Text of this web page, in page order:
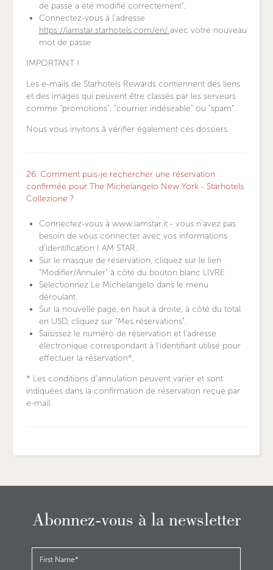
de passe a été modifié correctement".
Connectez-vous à l'adresse
https://iamstar.starhotels.com/en/ avec votre nouveau
mot de passe
IMPORTANT !
Les e-mails de Starhotels Rewards contiennent des liens
et des images qui peuvent être classés par les serveurs
comme "promotions", "courrier indésirable" ou "spam".
Nous vous invitons à vérifier également ces dossiers.
26. Comment puis-je rechercher une réservation
confirmée pour The Michelangelo New York - Starhotels
Collezione ?
Connectez-vous à www.iamstar.it - vous n'avez pas
besoin de vous connecter avec vos informations
d'identification I AM STAR.
Sur le masque de réservation, cliquez sur le lien
"Modifier/Annuler" à côté du bouton blanc LIVRE
Sélectionnez Le Michelangelo dans le menu
déroulant.
Sur la nouvelle page, en haut à droite, à côté du total
en USD, cliquez sur "Mes réservations".
Saisissez le numéro de réservation et l'adresse
électronique correspondant à l'identifiant utilisé pour
effectuer la réservation*.
* Les conditions d'annulation peuvent varier et sont
indiquées dans la confirmation de réservation reçue par
e-mail.
Abonnez-vous à la newsletter